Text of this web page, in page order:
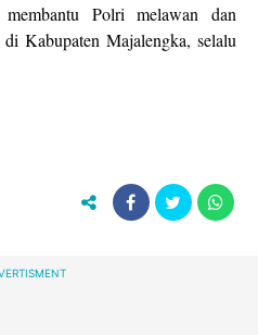
Polri melawan dan
Kabupaten Majalengka, selalu